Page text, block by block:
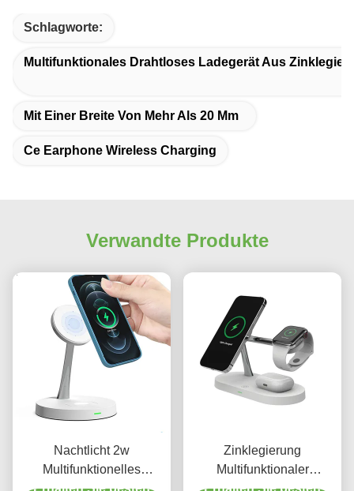
Schlagworte:
Multifunktionales Drahtloses Ladegerät Aus
Mit Einer Breite Von Mehr Als 20 Mm
Ce Earphone Wireless Charging
Verwandte Produkte
Nachtlicht 2w
Multifunktionelles
drahtloses Ladegerät
Erhalten Sie besten
Zinklegierung
Multifunktionaler
drahtloser Ladestation 9v
Erhalten Sie besten